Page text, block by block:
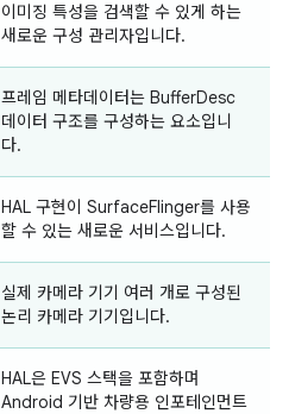
이미징 특성을 검색할 수 있게 하는
새로운 구성 관리자입니다.
프레임 메타데이터는 BufferDesc
데이터 구조를 구성하는 요소입니
다.
HAL 구현이 SurfaceFlinger를 사용
할 수 있는 새로운 서비스입니다.
실제 카메라 기기 여러 개로 구성된
논리 카메라 기기입니다.
HAL은 EVS 스택을 포함하며
Android 기반 차량용 인포테인먼트